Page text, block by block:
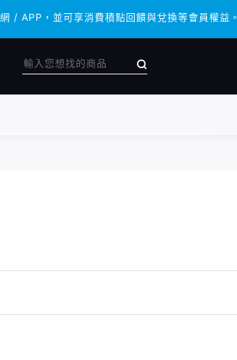
APP，並可享消費積點回饋與兌換等會員權益。
APP，並可享消費積點回饋與兌換等會員權益。